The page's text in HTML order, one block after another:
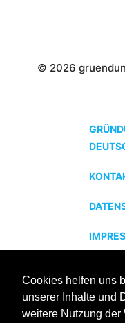
Cookies helfen uns
unserer Inhalte und
weitere Nutzung der
© 2026
Profitieren sie